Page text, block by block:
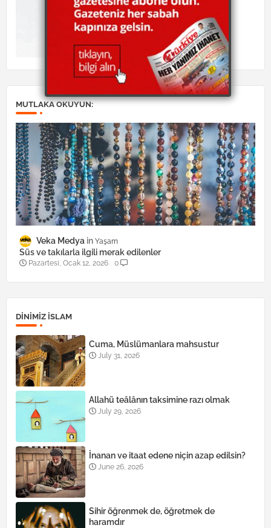
MUTLAKA OKUYUN:
Veka Medya Yaşam
Süs ve takılarla ilgili merak edilenler
Pazartesi, Ocak 12, 2026 0
DINIMIZ ISLAM
Cuma, Müslümanlara mahsustur
July 31, 2026
Allahü teâlânın taksimine razı olmak
July 29, 2026
İnanan ve itaat edene niçin azap edilsin?
June 26, 2026
Sihir öğrenmek de, öğretmek de
haramdır